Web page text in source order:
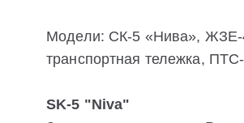
Модели: СК-5 «Нива»,
транспортная тележка,
SK-5 "Niva"